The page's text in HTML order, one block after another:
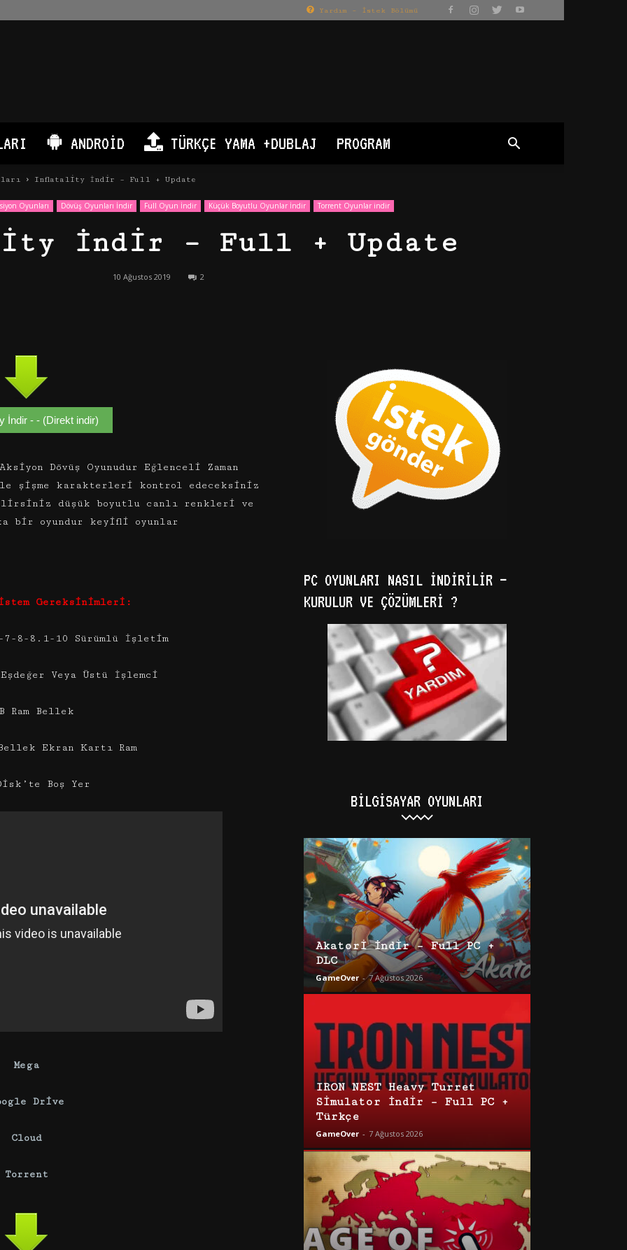
Yardım – İstek Bölümü
ANDROID TÜRKÇE YAMA +DUBLAJ PROGRAM
Inflatality İndir – Full + Update
Oyunları Dövüş Oyunları İndir Full Oyun İndir Küçük Boyutlu Oyunlar İndir Torrent Oyunlar indir
İndir – Full + Update
10 Ağustos 2019 2
İndir - - (Direkt indir)
Dövüş Oyunudur Eğlenceli Zaman
şişme karakterleri kontrol edeceksiniz
düşük boyutlu canlı renkleri ve
bir oyundur keyifli oyunlar
Gereksinimleri:
7-8-8.1-10 Sürümlü İşletim
Veya Üstü İşlemci
Ram Bellek
Ekran Kartı Ram
Boş Yer
Mega
Drive
Cloud
Torrent
PC OYUNLARI NASIL İNDIRILIR –
KURULUR VE ÇÖZÜMLERI ?
BILGISAYAR OYUNLARI
Akatori İndir – Full PC +
DLC
GameOver - 7 Ağustos 2026
IRON NEST Heavy Turret
Simulator İndir – Full PC +
Türkçe
GameOver - 7 Ağustos 2026